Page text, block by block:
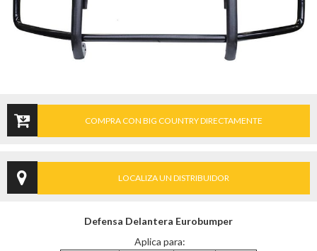
COMPRA CON BIG COUNTRY DIRECTAMENTE
LOCALIZA UN DISTRIBUIDOR
Defensa Delantera Eurobumper
Aplica para: